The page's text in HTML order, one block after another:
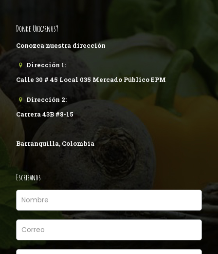
Donde Ubicarnos?
Conozca nuestra dirección
Dirección 1:
Calle 30 # 45 Local 035 Mercado Público EPM
Dirección 2:
Carrera 43B #8-15
Barranquilla, Colombia
Escribanos